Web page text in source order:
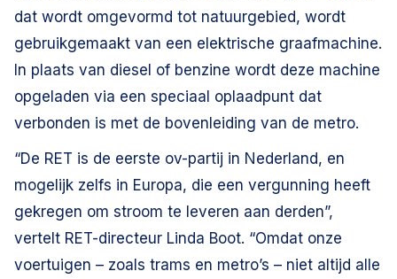
dat wordt omgevormd tot natuurgebied, wordt
gebruikgemaakt van een elektrische graafmachine.
In plaats van diesel of benzine wordt deze machine
opgeladen via een speciaal oplaadpunt dat
verbonden is met de bovenleiding van de metro.
“De RET is de eerste ov-partij in Nederland, en
mogelijk zelfs in Europa, die een vergunning heeft
gekregen om stroom te leveren aan derden”,
vertelt RET-directeur Linda Boot. “Omdat onze
voertuigen – zoals trams en metro’s – niet altijd alle